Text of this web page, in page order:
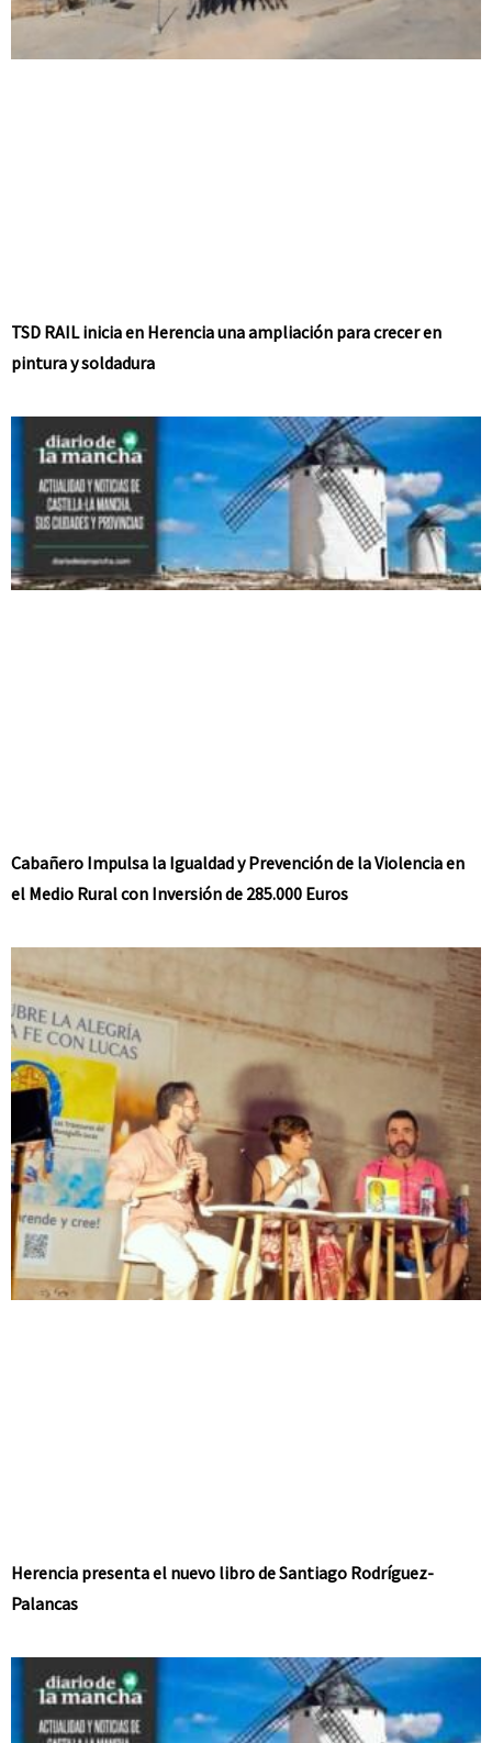
TSD RAIL inicia en Herencia una ampliación para crecer en
pintura y soldadura
Cabañero Impulsa la Igualdad y Prevención de la Violencia en
el Medio Rural con Inversión de 285.000 Euros
Herencia presenta el nuevo libro de Santiago Rodríguez-
Palancas